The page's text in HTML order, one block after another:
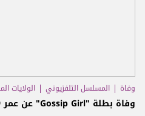
وفاة المسلسل التلفزيوني الولايات
وفاة بطلة "Gossip Girl" عن عمر 39 عاماً... والتحقيق مستمرّ